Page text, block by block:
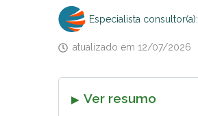
Especialista consultor(a):
atualizado em 12/07/2026
Ver resumo